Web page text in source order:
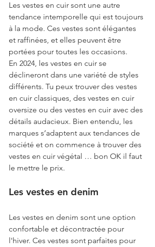
Les vestes en cuir sont une autre
tendance intemporelle qui est toujours
à la mode. Ces vestes sont élégantes
et raffinées, et elles peuvent être
portées pour toutes les occasions.
En 2024, les vestes en cuir se
déclineront dans une variété de styles
différents. Tu peux trouver des vestes
en cuir classiques, des vestes en cuir
oversize ou des vestes en cuir avec des
détails audacieux. Bien entendu, les
marques s’adaptent aux tendances de
société et on commence à trouver des
vestes en cuir végétal … bon OK il faut
le mettre le prix.
Les vestes en denim
Les vestes en denim sont une option
confortable et décontractée pour
l'hiver. Ces vestes sont parfaites pour